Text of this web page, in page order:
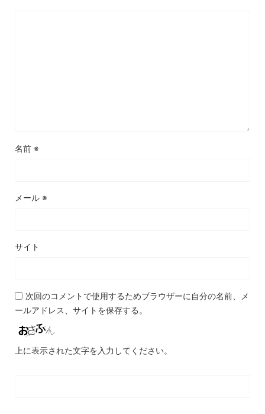
名前 ※
メール ※
サイト
次回のコメントで使用するためブラウザーに自分の名前、メ
ールアドレス、サイトを保存する。
上に表示された文字を入力してください。